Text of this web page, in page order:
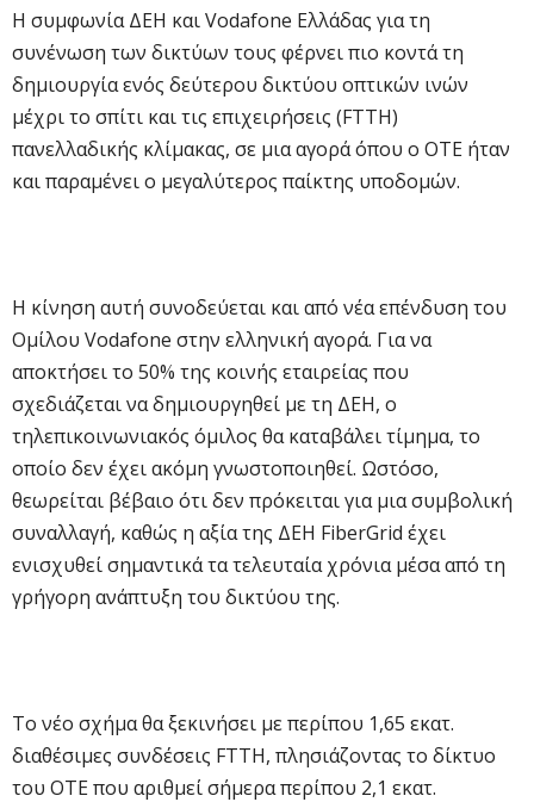
Η συμφωνία ΔΕΗ και Vodafone Ελλάδας για τη
συνένωση των δικτύων τους φέρνει πιο κοντά τη
δημιουργία ενός δεύτερου δικτύου οπτικών ινών
μέχρι το σπίτι και τις επιχειρήσεις (FTTH)
πανελλαδικής κλίμακας, σε μια αγορά όπου ο ΟΤΕ ήταν
και παραμένει ο μεγαλύτερος παίκτης υποδομών.
Η κίνηση αυτή συνοδεύεται και από νέα επένδυση του
Ομίλου Vodafone στην ελληνική αγορά. Για να
αποκτήσει το 50% της κοινής εταιρείας που
σχεδιάζεται να δημιουργηθεί με τη ΔΕΗ, ο
τηλεπικοινωνιακός όμιλος θα καταβάλει τίμημα, το
οποίο δεν έχει ακόμη γνωστοποιηθεί. Ωστόσο,
θεωρείται βέβαιο ότι δεν πρόκειται για μια συμβολική
συναλλαγή, καθώς η αξία της ΔΕΗ FiberGrid έχει
ενισχυθεί σημαντικά τα τελευταία χρόνια μέσα από τη
γρήγορη ανάπτυξη του δικτύου της.
Το νέο σχήμα θα ξεκινήσει με περίπου 1,65 εκατ.
διαθέσιμες συνδέσεις FTTH, πλησιάζοντας το δίκτυο
του ΟΤΕ που αριθμεί σήμερα περίπου 2,1 εκατ.